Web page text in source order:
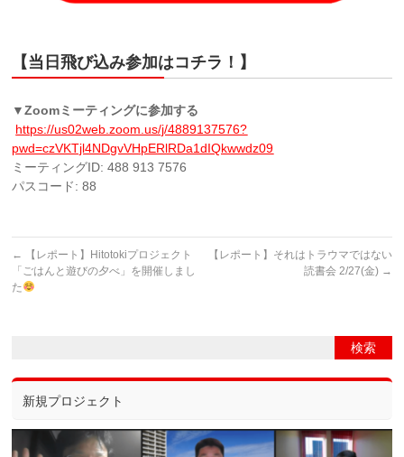
【当日飛び込み参加はコチラ！】
▼Zoomミーティングに参加する
https://us02web.zoom.us/j/4889137576?
pwd=czVKTjl4NDgvVHpERlRDa1dIQkwwdz09
ミーティングID: 488 913 7576
パスコード: 88
←
【レポート】Hitotokiプロジェクト
「ごはんと遊びの夕べ」を開催しまし
た
【レポート】それはトラウマではない
読書会 2/27(金) →
新規プロジェクト